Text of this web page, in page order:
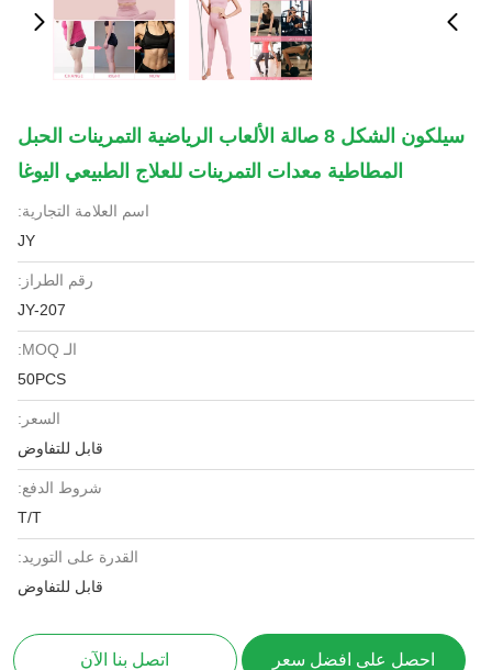
سيلكون الشكل 8 صالة الألعاب الرياضية التمرينات الحبل
المطاطية معدات التمرينات للعلاج الطبيعي اليوغا
اسم العلامة التجارية:
JY
رقم الطراز:
JY-207
الـ MOQ:
50PCS
السعر:
قابل للتفاوض
شروط الدفع:
T/T
القدرة على التوريد:
قابل للتفاوض
احصل على افضل سعر اتصل بنا الآن